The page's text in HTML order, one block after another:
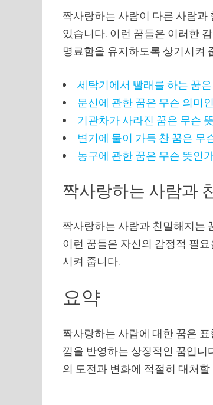
짝사랑하는 사람이 다른 사람과
있습니다. 이런 꿈들은 이러한
명료함을 유지하도록 상기시켜
세탁기에서 빨래를 하는 꿈
문신에 관한 꿈은 무슨 의미
기관차가 사라진 꿈은 무슨
변기에 물이 가득 찬 꿈은 무
농구에 관한 꿈은 무슨 뜻인
짝사랑하는 사람과
짝사랑하는 사람과 친밀해지는
이런 꿈들은 자신의 감정적 필
시켜 줍니다.
요약
짝사랑하는 사람에 대한 꿈은
낌을 반영하는 상징적인 꿈입니
의 도전과 변화에 적절히 대처